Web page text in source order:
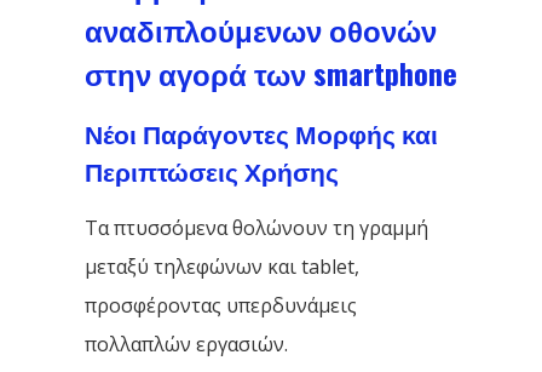
αναδιπλούμενων οθονών
στην αγορά των smartphone
Νέοι Παράγοντες Μορφής και
Περιπτώσεις Χρήσης
Τα πτυσσόμενα θολώνουν τη γραμμή
μεταξύ τηλεφώνων και tablet,
προσφέροντας υπερδυνάμεις
πολλαπλών εργασιών.